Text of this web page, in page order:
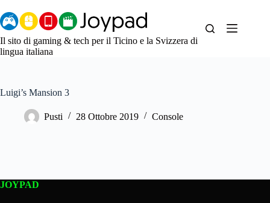
al
contenuto
Il sito di gaming & tech per il Ticino e la Svizzera di
lingua italiana
Luigi’s Mansion 3
Pusti 28 Ottobre 2019 Console
JOYPAD